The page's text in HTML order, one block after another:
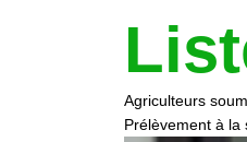
Agriculteurs
Prélèvement à la